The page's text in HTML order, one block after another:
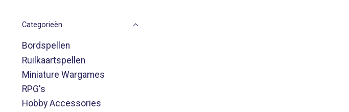
Categorieën
Bordspellen
Ruilkaartspellen
Miniature Wargames
RPG's
Hobby Accessories